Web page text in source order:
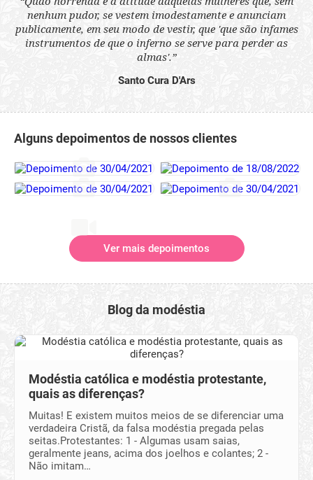
nenhum pudor, se vestem imodestamente e anunciam
publicamente, em seu modo de vestir, que 'que são infames
instrumentos de que o inferno se serve para perder as
almas'.”
Santo Cura D'Ars
Alguns depoimentos de nossos clientes
Ver mais depoimentos
Blog da modéstia
Modéstia católica e modéstia protestante,
quais as diferenças?
Muitas! E existem muitos meios de se diferenciar uma
verdadeira Cristã, da falsa modéstia pregada pelas
seitas.Protestantes: 1 - Algumas usam saias,
geralmente jeans, acima dos joelhos e colantes; 2 -
Não imitam…